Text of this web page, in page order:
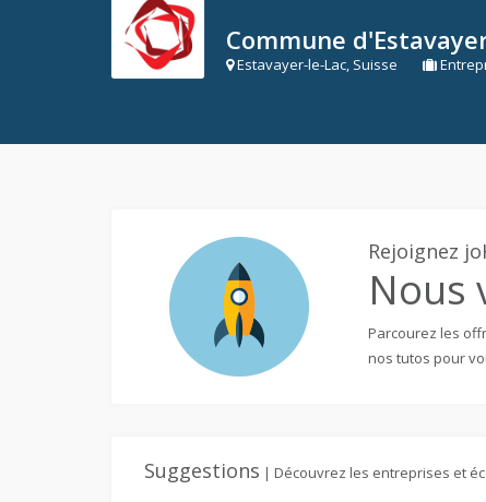
Commune
Estavayer-le-Lac, Suisse
Rejoignez
Nous
Parcourez les
nos tutos pour
Suggestions | Découvrez les entreprises et